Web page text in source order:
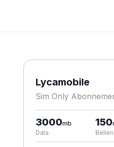
Lycamobile
Sim Only
3000mb
Data
150
Bellen